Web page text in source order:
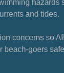
hazards
and tides.
concerns so
beach-goers